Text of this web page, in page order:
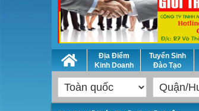
Địa Điểm
Kinh Doanh
Tuyển Sinh
Đào Tạo